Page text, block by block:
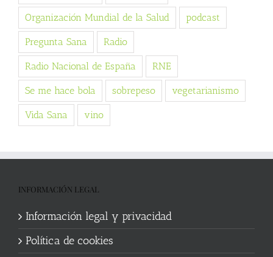
Organización Mundial de la Salud podcast
Pregunta Sana Radio
Radio Nacional de España RNE
Se me hace bola sobrepeso vegetarianismo
Vida Sana vino
INFORMACIÓN LEGAL
Información legal y privacidad
Política de cookies